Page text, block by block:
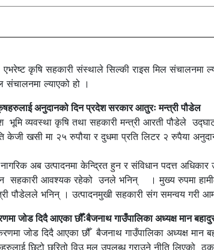
कृषि सहकारी संस्थाले सिल्की राइस मिल संचालनमा
ल्याएको हो ।
अनुदानको दिन प्रदेश सरकार आतुरः मन्त्री पौडेल
भूमि व्यवस्था कृषि तथा सहकारी मन्त्री आरती पौडेले
खसी मा २५ रुपौया र दुधमा प्रति लिटर २ रुपैया
अब उत्पादनमा केन्द्रित हुन र संविधान पदत्त
आवश्यक रहेको उनले भनिन् । मुख्य रुपमा हामीले
पौडेलले भनिन् । उत्पादनमुखी सहकारी संग समन्वय
जोड दिदै आएका छौँःबैजनाथ गाउँपालिका अध्यक्ष मान
जोड दिदै आएका छौँ बैजनाथ गाउँपालिका अध्यक्ष
छिटो छरितो विउ मल उपलब्ध गराउने नीति